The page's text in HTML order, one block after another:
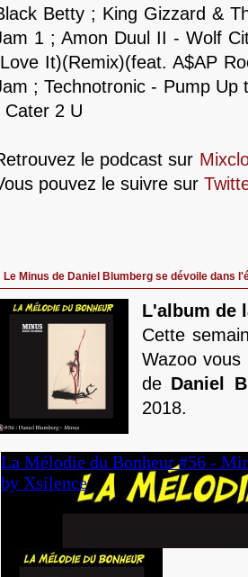
Betty ; King Gizzard &
1 ; Amon Duul II - Wolf
It)(Remix)(feat. A$AP
; Technotronic - Pump Up
Cater 2 U
le podcast sur
pouvez le suivre sur
Le Minus de Daniel Blumberg se dévoile dans
L'album de
Cette
Wazoo
de Daniel
2018.